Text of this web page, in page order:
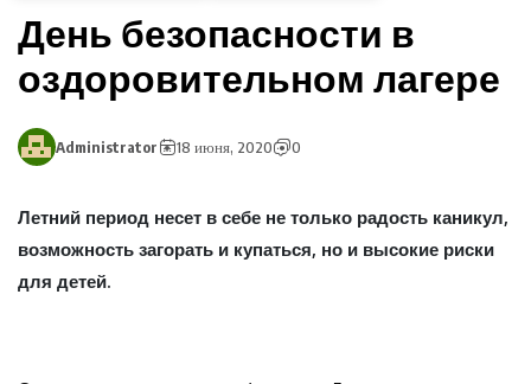
День безопасности в
оздоровительном лагере
Administrator 18 июня, 2020 0
Летний период несет в себе не только радость каникул,
возможность загорать и купаться, но и высокие риски
для детей.